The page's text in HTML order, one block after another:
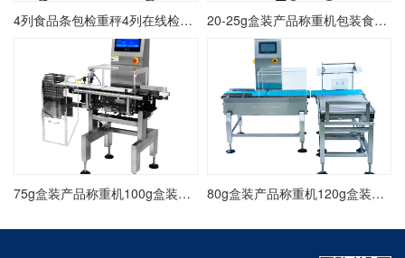
4列食品条包检重秤4列在线检重秤4列条包动态称重机 20-25g盒装产品称重机包装食品盒装称重检测机在线盒装自动检重秤
75g盒装产品称重机100g盒装饼干称重检测机重量自动检测机 80g盒装产品称重机120g盒装五金件称重机在线自动称重检测机